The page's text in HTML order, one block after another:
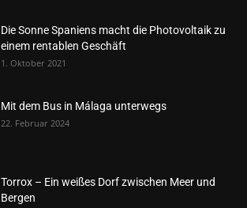
Die Sonne Spaniens macht die Photovoltaik zu
einem rentablen Geschäft
1. Oktober 2021
Mit dem Bus in Málaga unterwegs
22. Februar 2024
Torrox – Ein weißes Dorf zwischen Meer und
Bergen